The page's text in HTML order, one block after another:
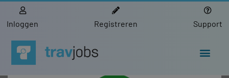
Inloggen Registreren Support